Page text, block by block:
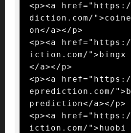
<p><a
diction.com/
on</a></p>
<p><a
iction.com/
</a></p>
<p><a
eprediction.com/
prediction</a></p>
<p><a
iction.com/